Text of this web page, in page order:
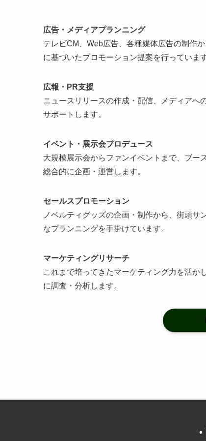
広告・メディアプランニング
テレビCM、Web広告、各種媒体広告の制作
に基づいたプロモーション提案を行っています
広報・PR支援
ニュースリリースの作成・配信、メディアへ
サポートします。
イベント・展示会プロデュース
大規模展示会からファンイベントまで、ブー
総合的に企画・運営します。
セールスプロモーション
ノベルティグッズの企画・制作から、街頭
なプランニングを手掛けています。
マーケティングリサーチ
これまで培ってきたマーケティング力を活か
に調査・分析します。